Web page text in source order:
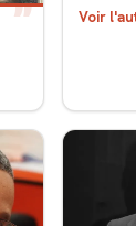
Voir